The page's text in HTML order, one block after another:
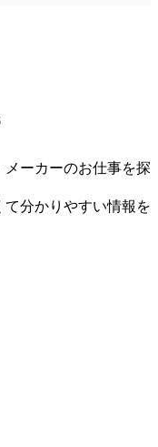
ーカーのお仕事を探
分かりやすい情報を